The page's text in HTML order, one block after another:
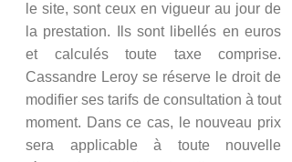
le site, sont ceux en vigueur au jour de
la prestation. Ils sont libellés en euros
et calculés toute taxe comprise.
Cassandre Leroy se réserve le droit de
modifier ses tarifs de consultation à tout
moment. Dans ce cas, le nouveau prix
sera applicable à toute nouvelle